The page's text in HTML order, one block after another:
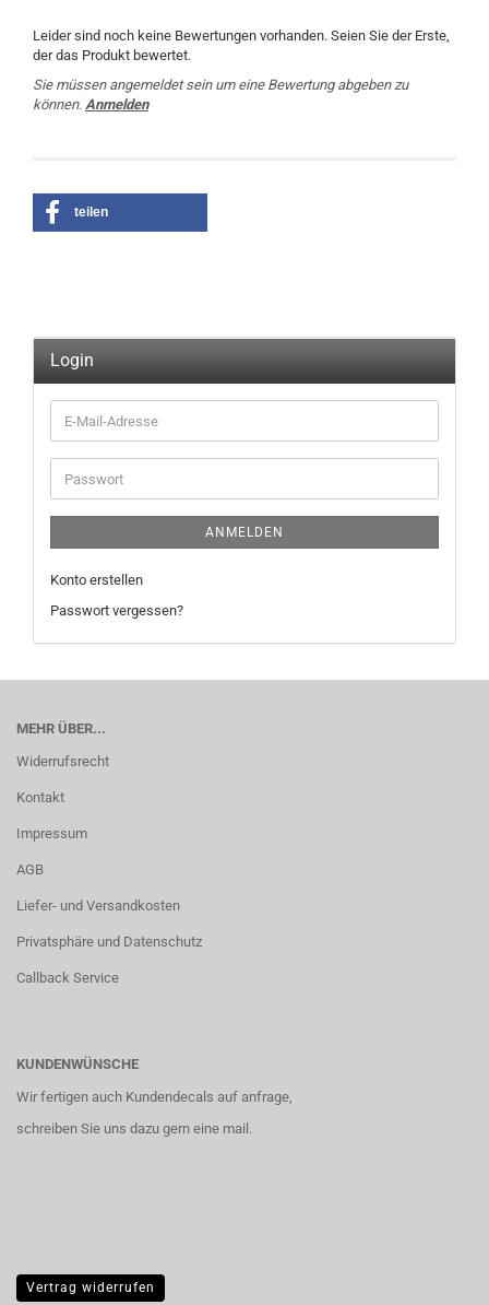
Leider sind noch keine Bewertungen vorhanden. Seien Sie der Erste,
der das Produkt bewertet.
Sie müssen angemeldet sein um eine Bewertung abgeben zu
können. Anmelden
teilen
Login
E-
Mail-
Adresse
Passwort
ANMELDEN
Konto erstellen
Passwort vergessen?
MEHR ÜBER...
Widerrufsrecht
Kontakt
Impressum
AGB
Liefer- und Versandkosten
Privatsphäre und Datenschutz
Callback Service
KUNDENWÜNSCHE
Wir fertigen auch Kundendecals auf anfrage,
schreiben Sie uns dazu gern eine mail.
Vertrag widerrufen